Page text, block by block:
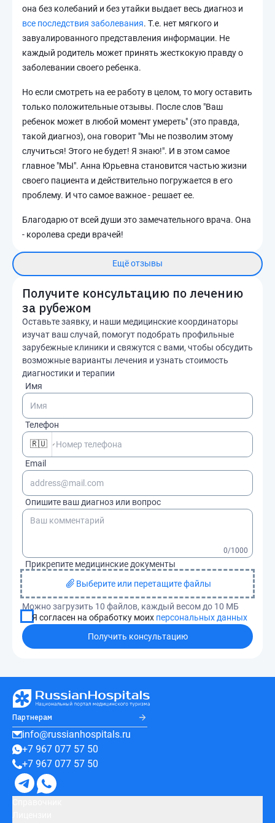
она без колебаний и без утайки выдает весь диагноз и
все последствия заболевания. Т.е. нет мягкого и
завуалированного представления информации. Не
каждый родитель может принять жесткокую правду о
заболевании своего ребенка.
Но если смотреть на ее работу в целом, то могу оставить
только положительные отзывы. После слов "Ваш
ребенок может в любой момент умереть" (это правда,
такой диагноз), она говорит "Мы не позволим этому
случиться! Этого не будет! Я знаю!". И в этом самое
главное "МЫ". Анна Юрьевна становится частью жизни
своего пациента и действительно погружается в его
проблему. И что самое важное - решает ее.
Благодарю от всей души это замечательного врача. Она
- королева среди врачей!
Ещё отзывы
Получите консультацию по лечению
за рубежом
Оставьте заявку, и наши медицинские координаторы
изучат ваш случай, помогут подобрать профильные
зарубежные клиники и свяжутся с вами, чтобы обсудить
возможные варианты лечения и узнать стоимость
диагностики и терапии
Имя
Телефон
🇷🇺
Email
Опишите ваш диагноз или вопрос
0/1000
Прикрепите медицинские документы
Выберите или перетащите файлы
Можно загрузить 10 файлов, каждый весом до 10 МБ
Я согласен на обработку моих персональных данных
Получить консультацию
Партнерам
info@russianhospitals.ru
+7 967 077 57 50
+7 967 077 57 50